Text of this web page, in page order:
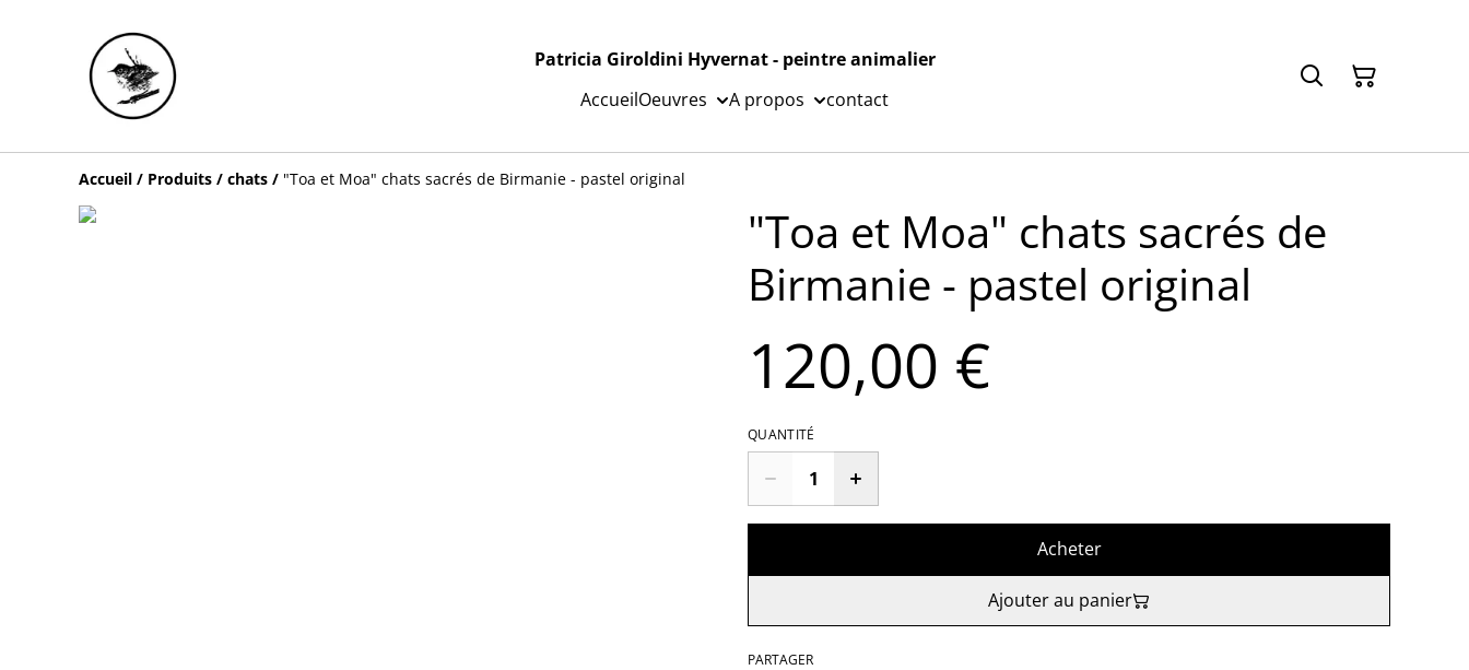
Patricia Giroldini Hyvernat - peintre animalier
AccueilOeuvres A propos contact
Accueil / Produits / chats / "Toa et Moa" chats sacrés de Birmanie - pastel original
"Toa et Moa" chats sacrés de
Birmanie - pastel original
120,00 €
QUANTITÉ
Acheter
Ajouter au panier
PARTAGER